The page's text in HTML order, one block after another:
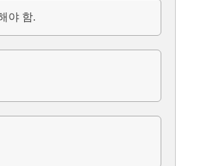
야 함.